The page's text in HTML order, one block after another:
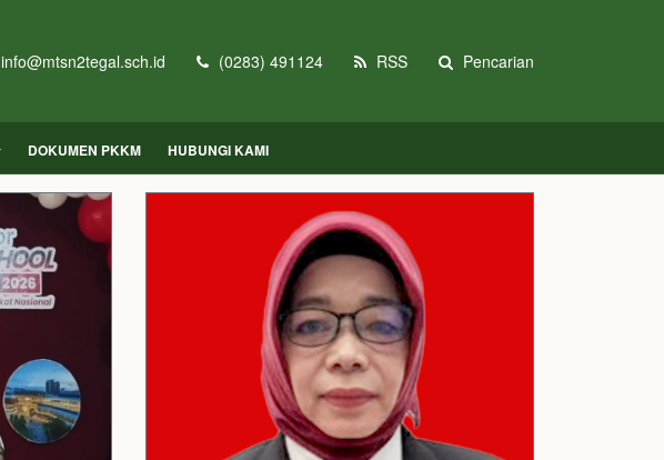
info@mtsn2tegal.sch.id (0283) 491124 RSS Pencarian
DOKUMEN PKKM HUBUNGI KAMI